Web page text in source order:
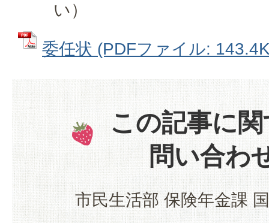
い）
委任状 (PDFファイル:
この記事に
問い合わ
市民生活部 保険年金課